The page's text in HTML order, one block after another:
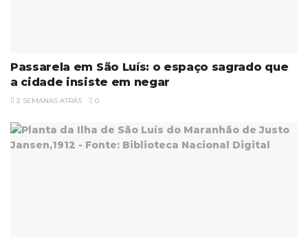
Passarela em São Luís: o espaço sagrado que
a cidade insiste em negar
2 SEMANAS ATRÁS 0